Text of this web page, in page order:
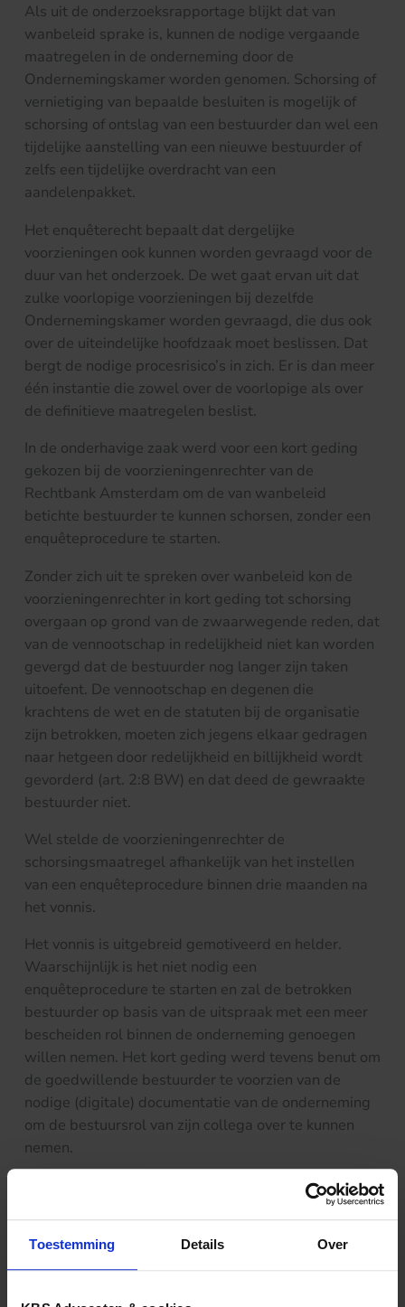
Toestemming Details Over
Als uit de onderzoeksrapportage blijkt dat van
wanbeleid sprake is, kunnen de nodige vergaande
maatregelen in de onderneming door de
Ondernemingskamer worden genomen. Schorsing of
vernietiging van bepaalde besluiten is mogelijk of
schorsing of ontslag van een bestuurder dan wel een
tijdelijke aanstelling van een nieuwe bestuurder of
zelfs een tijdelijke overdracht van een
aandelenpakket.
Het enquêterecht bepaalt dat dergelijke
voorzieningen ook kunnen worden gevraagd voor de
duur van het onderzoek. De wet gaat ervan uit dat
zulke voorlopige voorzieningen bij dezelfde
Ondernemingskamer worden gevraagd, die dus ook
over de uiteindelijke hoofdzaak moet beslissen. Dat
bergt de nodige procesrisico’s in zich. Er is dan meer
één instantie die zowel over de voorlopige als over
de definitieve maatregelen beslist.
In de onderhavige zaak werd voor een kort geding
gekozen bij de voorzieningenrechter van de
Rechtbank Amsterdam om de van wanbeleid
betichte bestuurder te kunnen schorsen, zonder een
enquêteprocedure te starten.
Zonder zich uit te spreken over wanbeleid kon de
voorzieningenrechter in kort geding tot schorsing
overgaan op grond van de zwaarwegende reden, dat
van de vennootschap in redelijkheid niet kan worden
gevergd dat de bestuurder nog langer zijn taken
uitoefent. De vennootschap en degenen die
krachtens de wet en de statuten bij de organisatie
zijn betrokken, moeten zich jegens elkaar gedragen
naar hetgeen door redelijkheid en billijkheid wordt
gevorderd (art. 2:8 BW) en dat deed de gewraakte
bestuurder niet.
Wel stelde de voorzieningenrechter de
schorsingsmaatregel afhankelijk van het instellen
van een enquêteprocedure binnen drie maanden na
het vonnis.
Het vonnis is uitgebreid gemotiveerd en helder.
Waarschijnlijk is het niet nodig een
enquêteprocedure te starten en zal de betrokken
bestuurder op basis van de uitspraak met een meer
bescheiden rol binnen de onderneming genoegen
willen nemen. Het kort geding werd tevens benut om
de goedwillende bestuurder te voorzien van de
nodige (digitale) documentatie van de onderneming
om de bestuursrol van zijn collega over te kunnen
nemen.
Neem gerust contact met ons op!